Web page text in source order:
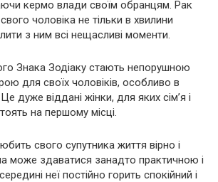
кермо влади своїм обранцям. Pак
чоловіка не тільки в хвилини
з ним всі нещасливі моменти.
Знака Зодіаку стають непорушною
для своїх чоловіків, особливо в
дуже віддані жінки, для яких сім’я і
на першому місці.
свого супутника життя вірно і
може здаватися занадто практичною і
неї постійно горить спокійний і